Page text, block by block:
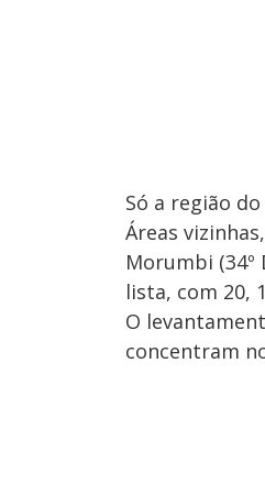
Só a região
Áreas
Morumbi (34º
lista, com 20,
O
concentram